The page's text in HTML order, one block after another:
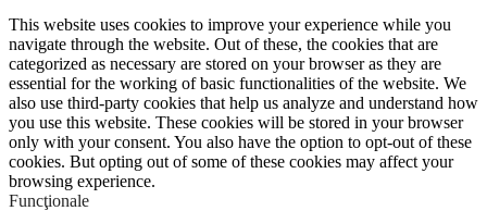
This website uses cookies to improve your experience while you
navigate through the website. Out of these, the cookies that are
categorized as necessary are stored on your browser as they are
essential for the working of basic functionalities of the website. We
also use third-party cookies that help us analyze and understand how
you use this website. These cookies will be stored in your browser
only with your consent. You also have the option to opt-out of these
cookies. But opting out of some of these cookies may affect your
browsing experience.
Funcţionale